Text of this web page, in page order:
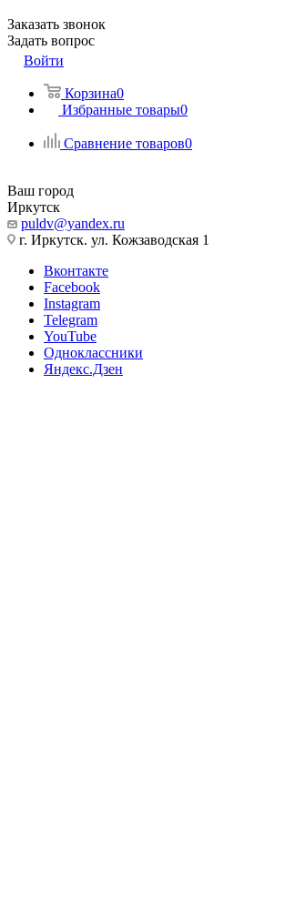
Заказать звонок
Задать вопрос
Войти
Корзина0
Избранные товары0
Сравнение товаров0
Ваш город
Иркутск
puldv@yandex.ru
г. Иркутск. ул. Кожзаводская 1
Вконтакте
Facebook
Instagram
Telegram
YouTube
Одноклассники
Яндекс.Дзен